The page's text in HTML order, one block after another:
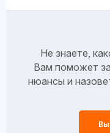
Не знаете,
Вам поможет
нюансы и